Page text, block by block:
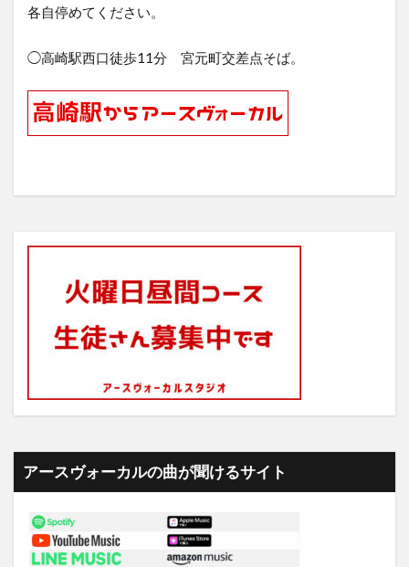
各自停めてください。
◯高崎駅西口徒歩11分 宮元町交差点そば。
アースヴォーカルの曲が聞けるサイト